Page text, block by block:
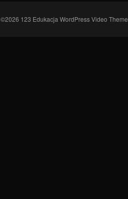
©2026 123 EdukacjaWordPress Video Theme